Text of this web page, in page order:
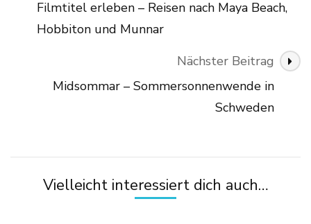
Filmtitel erleben – Reisen nach Maya Beach,
Hobbiton und Munnar
Nächster Beitrag
Midsommar – Sommersonnenwende in
Schweden
Vielleicht interessiert dich auch…